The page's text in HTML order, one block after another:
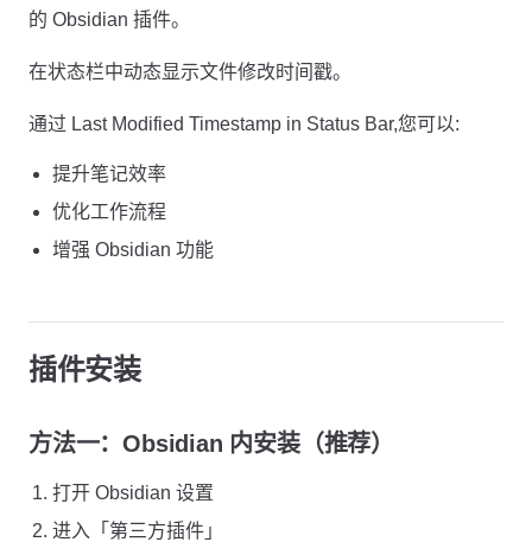
的 Obsidian 插件。
在状态栏中动态显示文件修改时间戳。
通过 Last Modified Timestamp in Status Bar,您可以:
提升笔记效率
优化工作流程
增强 Obsidian 功能
插件安装
方法一：Obsidian 内安装（推荐）
打开 Obsidian 设置
进入「第三方插件」